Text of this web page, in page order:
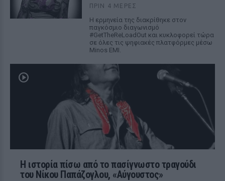
ΠΡΙΝ 4 ΜΈΡΕΣ
Η ερμηνεία της διακρίθηκε στον
παγκόσμιο διαγωνισμό
#GetTheReLoadOut και κυκλοφορεί τώρα
σε όλες τις ψηφιακές πλατφόρμες μέσω
Minos EMI.
Η ιστορία πίσω από το πασίγνωστο τραγούδι
του Νίκου Παπάζογλου, «Αύγουστος»